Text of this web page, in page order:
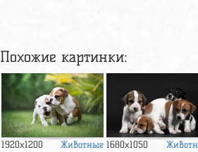
Похожие картинки:
1920x1200 Животные 1680x1050